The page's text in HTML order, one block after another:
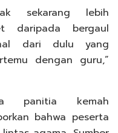
sekarang lebih
daripada bergaul
dari dulu yang
dengan guru,”
panitia kemah
bahwa peserta